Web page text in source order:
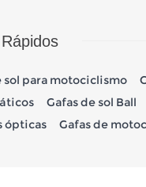
sol para motociclismo
Gafas de sol Ball
ópticas Gafas de